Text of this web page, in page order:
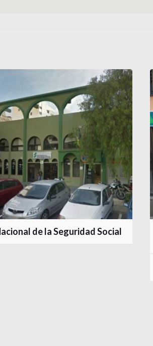
de la Seguridad Social